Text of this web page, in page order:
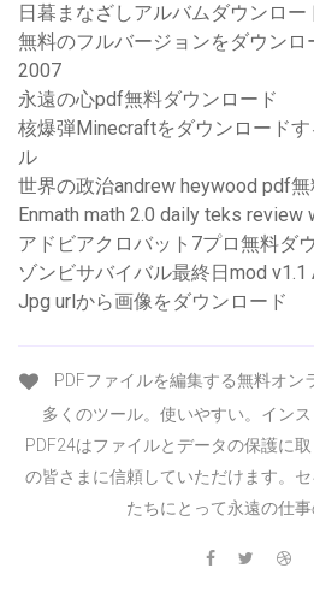
日暮まなざしアルバムダウンロー
無料のフルバージョンをダウン
2007
永遠の心pdf無料ダウンロード
核爆弾Minecraftをダウンロード
ル
世界の政治andrew heywood pdf
Enmath math 2.0 daily teks
アドビアクロバット7プロ無料ダ
ゾンビサバイバル最終日mod v1.1
Jpg urlから画像をダウンロード
PDFファイルを編集する無料オン
多くのツール。使いやすい。インス
PDF24はファイルとデータの保護に
の皆さまに信頼していただけます。
たちにとって永遠の仕事